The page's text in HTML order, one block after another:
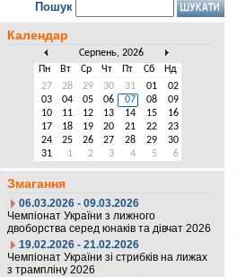
Пошук
Календар
Серпень, 2026
Пн
Вт Ср Чт Пт Сб
Нд
27
28 29 30 31 01
02
03
04 05 06 07 08
09
10
11 12 13 14 15
16
17
18 19 20 21 22
23
24
25 26 27 28 29
30
31
1 2 3 4 5 6
Змагання
06.03.2026 - 09.03.2026
Чемпіонат України з лижного
двоборства серед юнаків та дівчат 2026
19.02.2026 - 21.02.2026
Чемпіонат України зі стрибків на лижах
з трампліну 2026